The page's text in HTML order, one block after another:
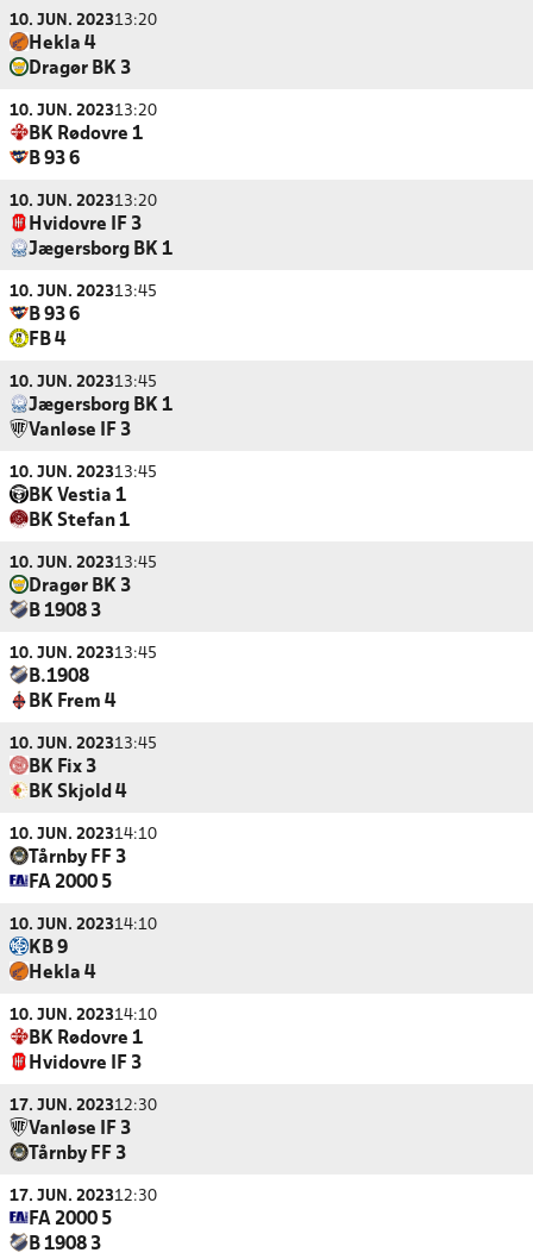
10. JUN. 202313:20
Hekla 4
Dragør BK 3
10. JUN. 202313:20
BK Rødovre 1
B 93 6
10. JUN. 202313:20
Hvidovre IF 3
Jægersborg BK 1
10. JUN. 202313:45
B 93 6
FB 4
10. JUN. 202313:45
Jægersborg BK 1
Vanløse IF 3
10. JUN. 202313:45
BK Vestia 1
BK Stefan 1
10. JUN. 202313:45
Dragør BK 3
B 1908 3
10. JUN. 202313:45
B.1908
BK Frem 4
10. JUN. 202313:45
BK Fix 3
BK Skjold 4
10. JUN. 202314:10
Tårnby FF 3
FA 2000 5
10. JUN. 202314:10
KB 9
Hekla 4
10. JUN. 202314:10
BK Rødovre 1
Hvidovre IF 3
17. JUN. 202312:30
Vanløse IF 3
Tårnby FF 3
17. JUN. 202312:30
FA 2000 5
B 1908 3